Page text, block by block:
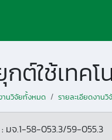
านวิจัยทั้งหมด รายละเอียดงานวิ
มจ.1-58-053.3/59-055.3